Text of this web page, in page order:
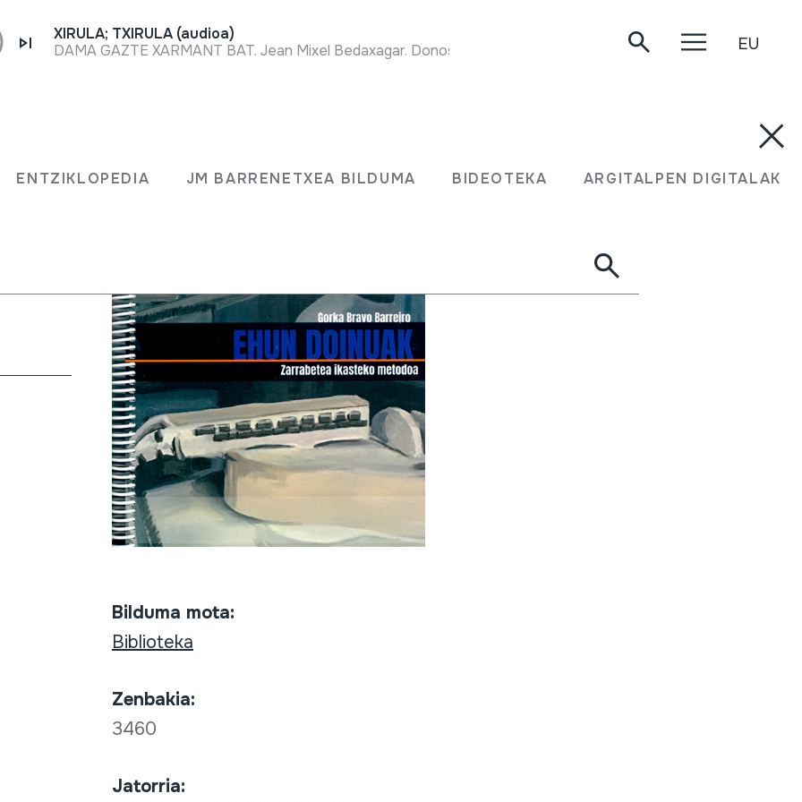
ENTZIKLOPEDIA JM BARRENETXEA BILDUMA BIDEOTEKA ARGITALPEN DIGITALAK
XIRULA; TXIRULA (audioa)
DAMA GAZTE XARMANT BAT. Jean Mixel Bedaxagar. Donostia, 1984.
EU
Bilduma mota:
Biblioteka
Zenbakia:
3460
Jatorria: